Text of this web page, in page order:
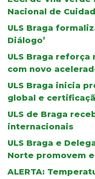
Nacional de
ULS Braga
Diálogo’
ULS Braga
com novo
ULS Braga inicia
global e
ULS de Braga
internacionais
ULS Braga e
Norte promovem
ALERTA: